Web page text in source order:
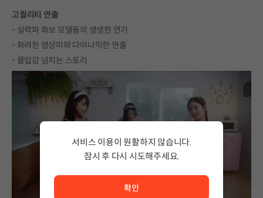
고퀄리티 연출
- 실력파 화보 모델들의 생생한 연기
- 화려한 영상미와 다이나믹한 연출
- 몰입감 넘치는 스토리
서비스 이용이 원활하지 않습니다.
잠시 후 다시 시도해주세요.
서비스 이용이 원활하지 않습니다. <br/> 잠시 후 다시 시도
확인